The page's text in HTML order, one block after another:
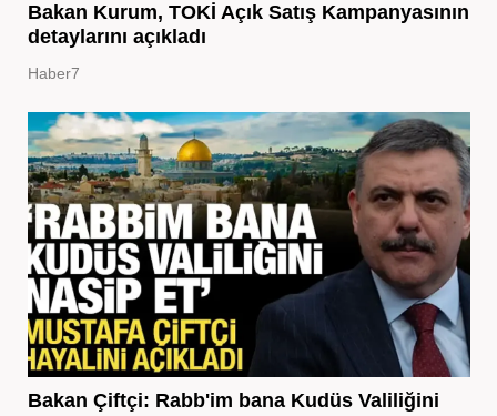
Bakan Kurum, TOKİ Açık Satış Kampanyasının
detaylarını açıkladı
Haber7
Bakan Çiftçi: Rabb'im bana Kudüs Valiliğini